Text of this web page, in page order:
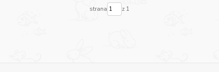
strana z 1